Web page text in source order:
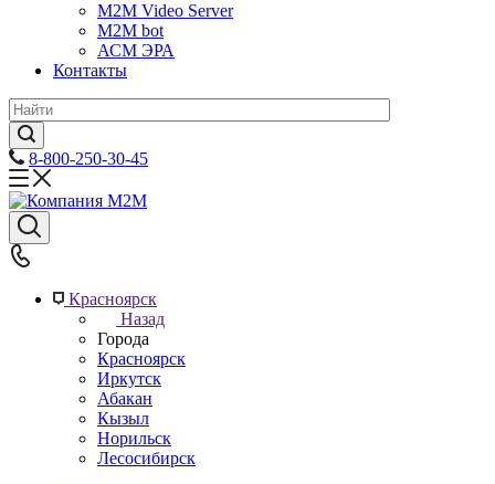
M2M Video Server
М2М bot
АСМ ЭРА
Контакты
8-800-250-30-45
Красноярск
Назад
Города
Красноярск
Иркутск
Абакан
Кызыл
Норильск
Лесосибирск